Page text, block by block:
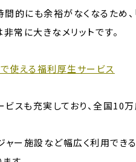
的にも余裕がなくなるため、
常に大きなメリットです。
使える福利厚生サービス
スも充実しており、全国10
ャー施設など幅広く利用でき